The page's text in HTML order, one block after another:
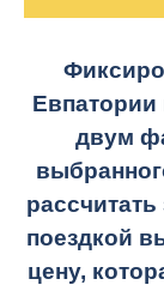
двум
поездкой
цену,